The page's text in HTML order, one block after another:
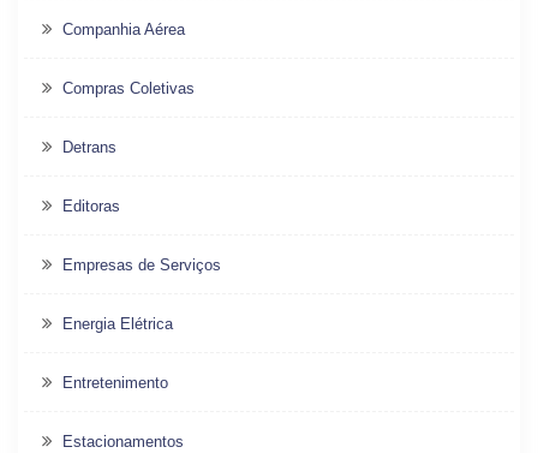
Companhia Aérea
Compras Coletivas
Detrans
Editoras
Empresas de Serviços
Energia Elétrica
Entretenimento
Estacionamentos